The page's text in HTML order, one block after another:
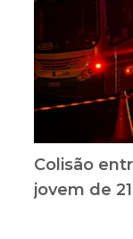
Colisão
jovem de